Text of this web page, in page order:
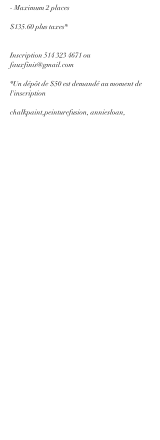
- Maximum 2 places
$135.60 plus taxes*
Inscription 514 323 4671 ou
fauxfinis@gmail.com
*Un dépôt de $50 est demandé au moment de
l'inscription